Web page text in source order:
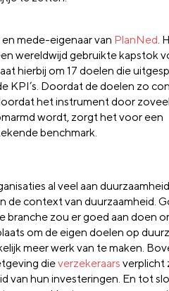
mede-eigenaar van PlanNed.
wereldwijd gebruikte kapstok
hierbij om 17 doelen die
KPI’s. Doordat de doelen zo
het instrument door
wordt, zorgt het voor een
benchmark.
al veel aan
de context van duurzaamheid.
branche zou er goed aan doen
om de eigen doelen op
meer werk van te maken.
dieverzekeraars verplicht
van hun investeringen. En tot